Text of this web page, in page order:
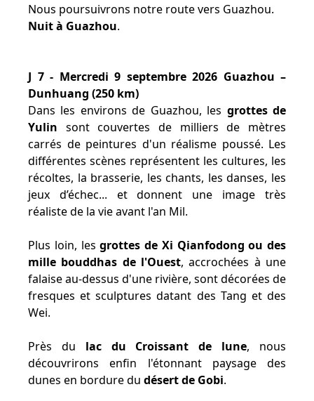
Nous poursuivrons notre route vers Guazhou.
Nuit à Guazhou.
J 7 - Mercredi 9 septembre 2026 Guazhou –
Dunhuang (250 km)
Dans les environs de Guazhou, les grottes de
Yulin sont couvertes de milliers de mètres
carrés de peintures d'un réalisme poussé. Les
différentes scènes représentent les cultures, les
récoltes, la brasserie, les chants, les danses, les
jeux d’échec... et donnent une image très
réaliste de la vie avant l'an Mil.
Plus loin, lesgrottes de Xi Qianfodong ou des
mille bouddhas de l'Ouest, accrochées à une
falaise au-dessus d'une rivière, sont décorées de
fresques et sculptures datant des Tang et des
Wei.
Près du lac du Croissant de lune, nous
découvrirons enfin l'étonnant paysage des
dunes en bordure du désert de Gobi.